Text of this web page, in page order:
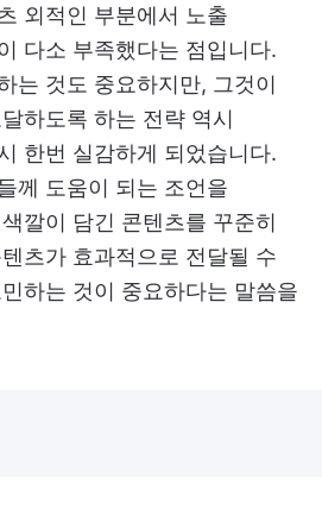
외적인 부분에서 노출
다소 부족했다는 점입니다.
는 것도 중요하지만, 그것이
하도록 하는 전략 역시
한번 실감하게 되었습니다.
께 도움이 되는 조언을
깔이 담긴 콘텐츠를 꾸준히
츠가 효과적으로 전달될 수
하는 것이 중요하다는 말씀을